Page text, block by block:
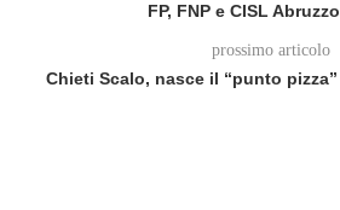
FP, FNP e CISL
prossimo articolo
Chieti Scalo, nasce il “punto